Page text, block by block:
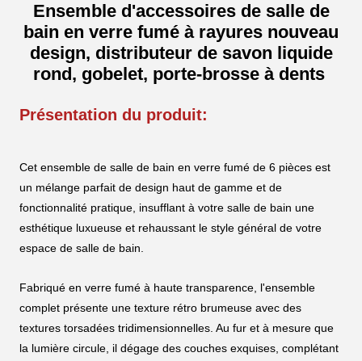
Ensemble d'accessoires de salle de
bain en verre fumé à rayures nouveau
design, distributeur de savon liquide
rond, gobelet, porte-brosse à dents
Présentation du produit:
Cet ensemble de salle de bain en verre fumé de 6 pièces est
un mélange parfait de design haut de gamme et de
fonctionnalité pratique, insufflant à votre salle de bain une
esthétique luxueuse et rehaussant le style général de votre
espace de salle de bain.
Fabriqué en verre fumé à haute transparence, l'ensemble
complet présente une texture rétro brumeuse avec des
textures torsadées tridimensionnelles. Au fur et à mesure que
la lumière circule, il dégage des couches exquises, complétant